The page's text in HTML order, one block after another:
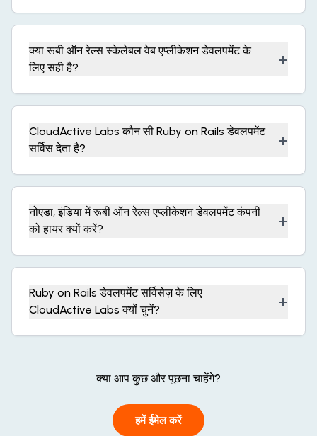
क्या रूबी ऑन रेल्स स्केलेबल वेब एप्लीकेशन डेवलपमेंट के
लिए सही है?
+
CloudActive Labs कौन सी Ruby on Rails डेवलपमेंट
सर्विस देता है?
+
नोएडा, इंडिया में रूबी ऑन रेल्स एप्लीकेशन डेवलपमेंट कंपनी
को हायर क्यों करें?
+
Ruby on Rails डेवलपमेंट सर्विसेज़ के लिए
CloudActive Labs क्यों चुनें?
+
क्या आप कुछ और पूछना चाहेंगे?
हमें ईमेल करें